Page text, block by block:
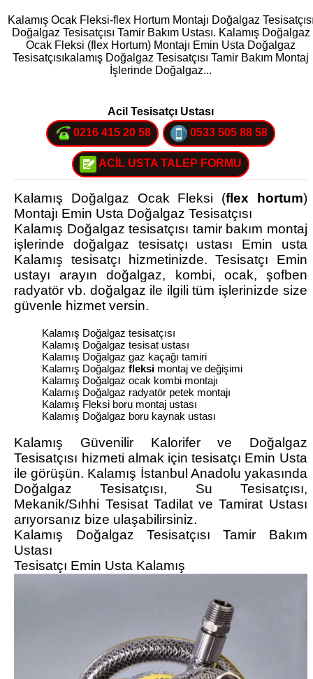
Kalamış Ocak Fleksi-flex Hortum Montajı Doğalgaz
Doğalgaz Tesisatçısı Tamir Bakım Ustası. Kalamış Doğalgaz
Ocak Fleksi (flex Hortum) Montajı Emin Usta Doğalgaz
Tesisatçısıkalamış Doğalgaz Tesisatçısı Tamir Bakım Montaj
İşlerinde Doğalgaz...
Acil Tesisatçı Ustası
0216 415 20 58
0533 505 88 58
ACİL USTA TALEP FORMU
Kalamış Doğalgaz Ocak Fleksi (flex hortum)
Montajı Emin Usta Doğalgaz Tesisatçısı
Kalamış Doğalgaz tesisatçısı tamir bakım montaj
işlerinde doğalgaz tesisatçı ustası Emin usta
Kalamış tesisatçı hizmetinizde. Tesisatçı Emin
ustayı arayın doğalgaz, kombi, ocak, şofben
radyatör vb. doğalgaz ile ilgili tüm işlerinizde size
güvenle hizmet versin.
Kalamış Doğalgaz tesisatçısı
Kalamış Doğalgaz tesisat ustası
Kalamış Doğalgaz gaz kaçağı tamiri
Kalamış Doğalgazfleksi montaj ve değişimi
Kalamış Doğalgaz ocak kombi montajı
Kalamış Doğalgaz radyatör petek montajı
Kalamış Fleksi boru montaj ustası
Kalamış Doğalgaz boru kaynak ustası
Kalamış Güvenilir Kalorifer ve Doğalgaz
Tesisatçısı hizmeti almak için tesisatçı Emin Usta
ile görüşün. Kalamış İstanbul Anadolu yakasında
Doğalgaz Tesisatçısı, Su Tesisatçısı,
Mekanik/Sıhhi Tesisat Tadilat ve Tamirat Ustası
arıyorsanız bize ulaşabilirsiniz.
Kalamış Doğalgaz Tesisatçısı Tamir Bakım
Ustası
Tesisatçı Emin Usta Kalamış